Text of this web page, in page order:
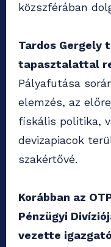
közszférában
Tardos Gergely
tapasztalattal
Pályafutása
elemzés, az
fiskális politika,
devizapiacok
szakértővé.
Korábban az
Pénzügyi
vezette